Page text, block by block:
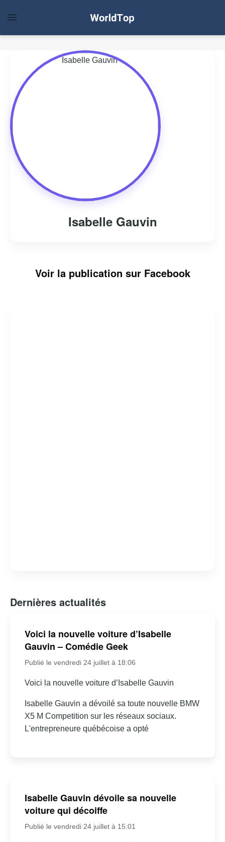
Isabelle Gauvin
Voir la publication sur Facebook
Dernières actualités
Voici la nouvelle voiture d’Isabelle
Gauvin – Comédie Geek
Publié le vendredi 24 juillet à 18:06
Voici la nouvelle voiture d’Isabelle Gauvin
Isabelle Gauvin a dévoilé sa toute nouvelle BMW
X5 M Competition sur les réseaux sociaux.
L'entrepreneure québécoise a opté
Isabelle Gauvin dévoile sa nouvelle
voiture qui décoiffe
Publié le vendredi 24 juillet à 15:01